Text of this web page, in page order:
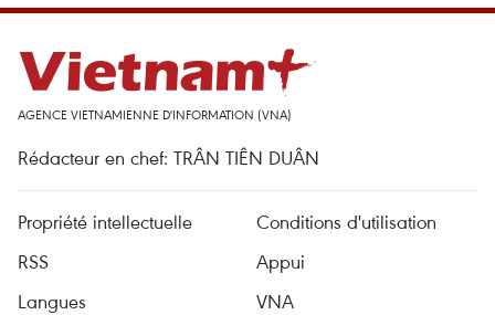
AGENCE VIETNAMIENNE D'INFORMATION (VNA)
Rédacteur en chef: TRÂN TIÊN DUÂN
Propriété intellectuelle
Conditions d'utilisation
RSS
Appui
Langues
VNA